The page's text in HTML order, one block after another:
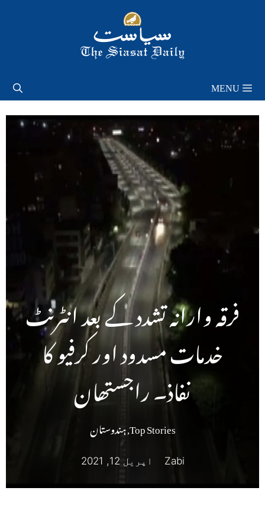
MENU
فرقہ وارانہ تشدد کے بعد انٹرنٹ
خدمات مسدود اور کرفیو کا
نفاذ۔ راجستھان
Top Stories
,ہندوستان
Zabi اپریل 12, 2021